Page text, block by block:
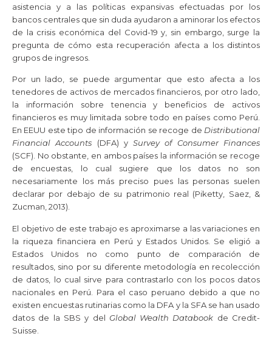
asistencia y a las políticas expansivas efectuadas por los
bancos centrales que sin duda ayudaron a aminorar los efectos
de la crisis económica del Covid-19 y, sin embargo, surge la
pregunta de cómo esta recuperación afecta a los distintos
grupos de ingresos.
Por un lado, se puede argumentar que esto afecta a los
tenedores de activos de mercados financieros, por otro lado,
la información sobre tenencia y beneficios de activos
financieros es muy limitada sobre todo en países como Perú.
En EEUU este tipo de información se recoge de Distributional
Financial Accounts (DFA) ySurvey of Consumer Finances
(SCF). No obstante, en ambos países la información se recoge
de encuestas, lo cual sugiere que los datos no son
necesariamente los más preciso pues las personas suelen
declarar por debajo de su patrimonio real (Piketty, Saez, &
Zucman, 2013).
El objetivo de este trabajo es aproximarse a las variaciones en
la riqueza financiera en Perú y Estados Unidos. Se eligió a
Estados Unidos no como punto de comparación de
resultados, sino por su diferente metodología en recolección
de datos, lo cual sirve para contrastarlo con los pocos datos
nacionales en Perú. Para el caso peruano debido a que no
existen encuestas rutinarias como la DFA y la SFA se han usado
datos de la SBS y del Global Wealth Databook de Credit-
Suisse.